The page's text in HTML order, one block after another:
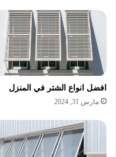
افضل انواع الشتر في المنزل
مارس 31, 2024